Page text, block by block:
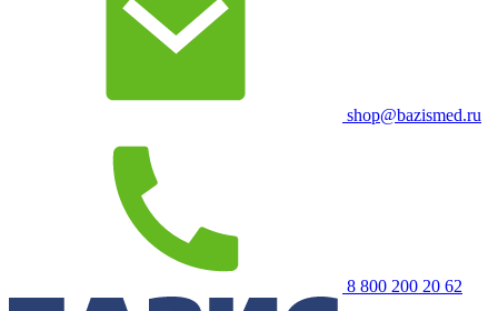
shop@bazismed.ru
8 800 200 20 62